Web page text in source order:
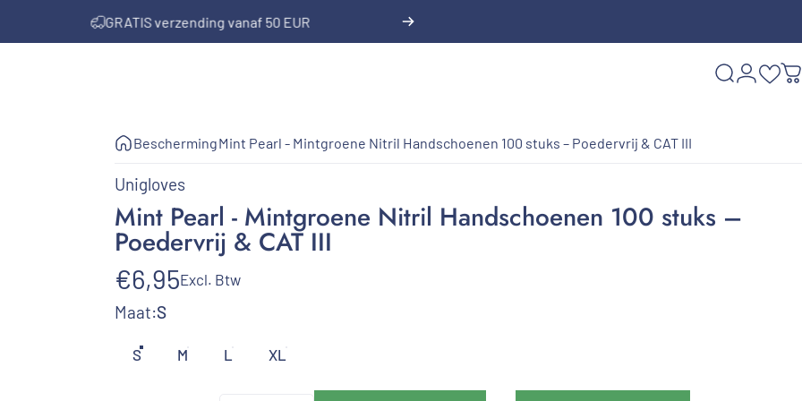
Geen klein order toeslag
Login
BeschermingMint Pearl - Mintgroene Nitril Handschoenen 100 stuks – Poedervrij & CAT III
Unigloves
Mint Pearl - Mintgroene Nitril Handschoenen 100 stuks –
Poedervrij & CAT III
€6,95Excl. Btw
Maat
Maat:S
S M L XL